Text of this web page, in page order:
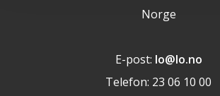
Norge
E-post: lo@lo.no
Telefon: 23 06 10 00